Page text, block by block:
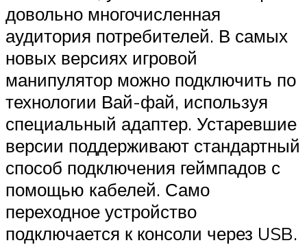
довольно многочисленная
аудитория потребителей. В самых
новых версиях игровой
манипулятор можно подключить по
технологии Вай-фай, используя
специальный адаптер. Устаревшие
версии поддерживают стандартный
способ подключения геймпадов с
помощью кабелей. Само
переходное устройство
подключается к консоли через USB.